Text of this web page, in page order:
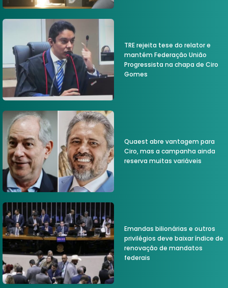
TRE rejeita tese do relator e
mantém Federação União
Progressista na chapa de Ciro
Gomes
Quaest abre vantagem para
Ciro, mas a campanha ainda
reserva muitas variáveis
Emandas bilionárias e outros
privilégios deve baixar índice de
renovação de mandatos
federais